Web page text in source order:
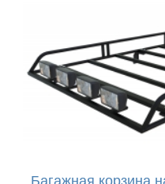
Багажная корзина